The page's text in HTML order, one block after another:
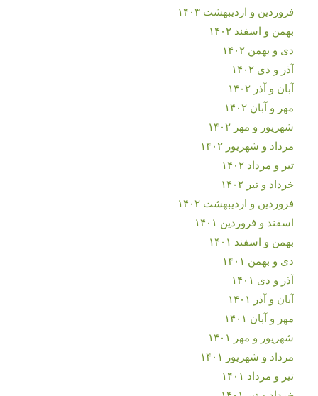
فروردین و اردیبهشت ۱۴۰۳
بهمن و اسفند ۱۴۰۲
دی و بهمن ۱۴۰۲
آذر و دی ۱۴۰۲
آبان و آذر ۱۴۰۲
مهر و آبان ۱۴۰۲
شهریور و مهر ۱۴۰۲
مرداد و شهریور ۱۴۰۲
تیر و مرداد ۱۴۰۲
خرداد و تیر ۱۴۰۲
فروردین و اردیبهشت ۱۴۰۲
اسفند و فروردین ۱۴۰۱
بهمن و اسفند ۱۴۰۱
دی و بهمن ۱۴۰۱
آذر و دی ۱۴۰۱
آبان و آذر ۱۴۰۱
مهر و آبان ۱۴۰۱
شهریور و مهر ۱۴۰۱
مرداد و شهریور ۱۴۰۱
تیر و مرداد ۱۴۰۱